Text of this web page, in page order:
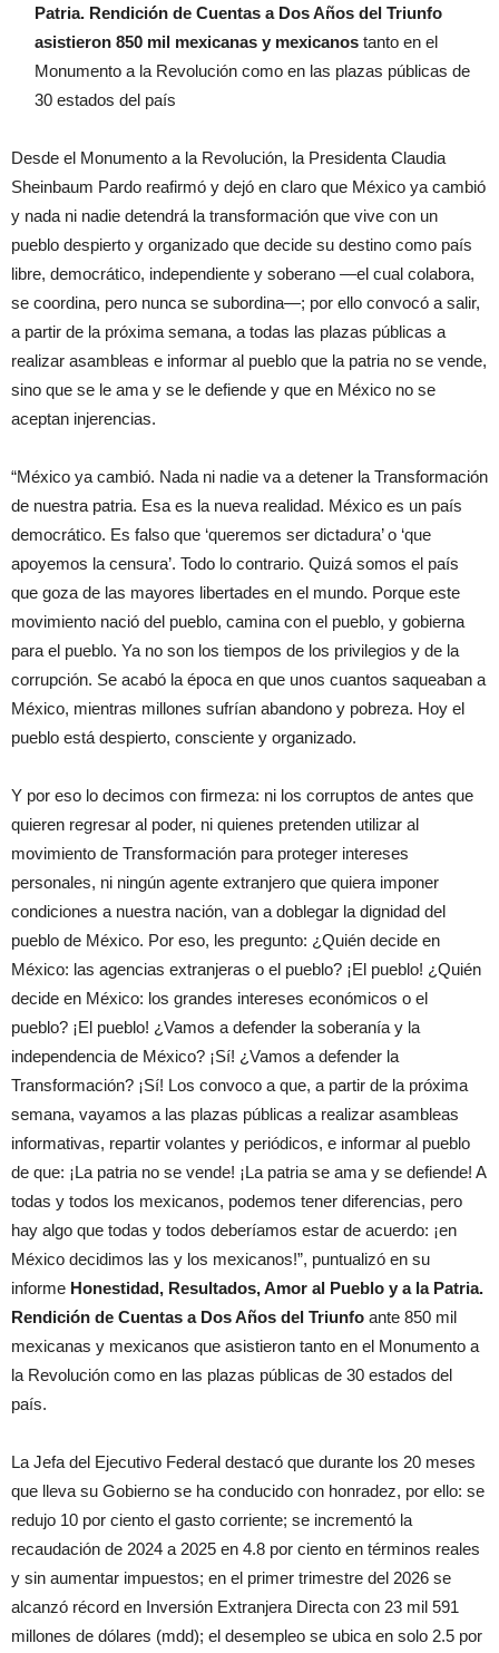
Patria. Rendición de Cuentas a Dos Años del Triunfo
asistieron 850 mil mexicanas y mexicanos tanto en el
Monumento a la Revolución como en las plazas públicas de
30 estados del país
Desde el Monumento a la Revolución, la Presidenta Claudia
Sheinbaum Pardo reafirmó y dejó en claro que México ya cambió
y nada ni nadie detendrá la transformación que vive con un
pueblo despierto y organizado que decide su destino como país
libre, democrático, independiente y soberano —el cual colabora,
se coordina, pero nunca se subordina—; por ello convocó a salir,
a partir de la próxima semana, a todas las plazas públicas a
realizar asambleas e informar al pueblo que la patria no se vende,
sino que se le ama y se le defiende y que en México no se
aceptan injerencias.
“México ya cambió. Nada ni nadie va a detener la Transformación
de nuestra patria. Esa es la nueva realidad. México es un país
democrático. Es falso que ‘queremos ser dictadura’ o ‘que
apoyemos la censura’. Todo lo contrario. Quizá somos el país
que goza de las mayores libertades en el mundo. Porque este
movimiento nació del pueblo, camina con el pueblo, y gobierna
para el pueblo. Ya no son los tiempos de los privilegios y de la
corrupción. Se acabó la época en que unos cuantos saqueaban a
México, mientras millones sufrían abandono y pobreza. Hoy el
pueblo está despierto, consciente y organizado.
Y por eso lo decimos con firmeza: ni los corruptos de antes que
quieren regresar al poder, ni quienes pretenden utilizar al
movimiento de Transformación para proteger intereses
personales, ni ningún agente extranjero que quiera imponer
condiciones a nuestra nación, van a doblegar la dignidad del
pueblo de México. Por eso, les pregunto: ¿Quién decide en
México: las agencias extranjeras o el pueblo? ¡El pueblo! ¿Quién
decide en México: los grandes intereses económicos o el
pueblo? ¡El pueblo! ¿Vamos a defender la soberanía y la
independencia de México? ¡Sí! ¿Vamos a defender la
Transformación? ¡Sí! Los convoco a que, a partir de la próxima
semana, vayamos a las plazas públicas a realizar asambleas
informativas, repartir volantes y periódicos, e informar al pueblo
de que: ¡La patria no se vende! ¡La patria se ama y se defiende! A
todas y todos los mexicanos, podemos tener diferencias, pero
hay algo que todas y todos deberíamos estar de acuerdo: ¡en
México decidimos las y los mexicanos!”, puntualizó en su
informe Honestidad, Resultados, Amor al Pueblo y a la Patria.
Rendición de Cuentas a Dos Años del Triunfo ante 850 mil
mexicanas y mexicanos que asistieron tanto en el Monumento a
la Revolución como en las plazas públicas de 30 estados del
país.
La Jefa del Ejecutivo Federal destacó que durante los 20 meses
que lleva su Gobierno se ha conducido con honradez, por ello: se
redujo 10 por ciento el gasto corriente; se incrementó la
recaudación de 2024 a 2025 en 4.8 por ciento en términos reales
y sin aumentar impuestos; en el primer trimestre del 2026 se
alcanzó récord en Inversión Extranjera Directa con 23 mil 591
millones de dólares (mdd); el desempleo se ubica en solo 2.5 por